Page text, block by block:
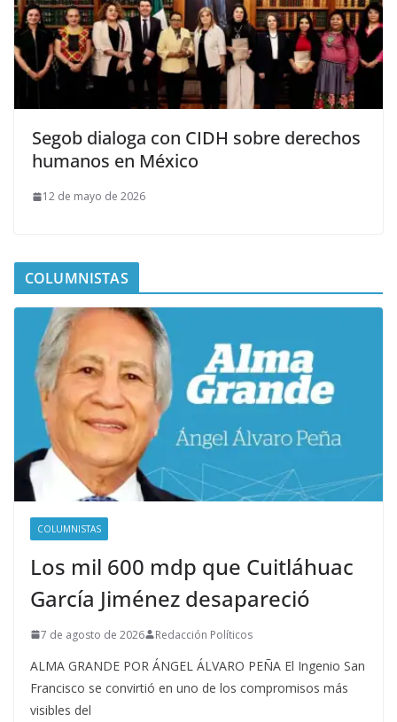
Segob dialoga con CIDH sobre derechos
humanos en México
12 de mayo de 2026
COLUMNISTAS
COLUMNISTAS
Los mil 600 mdp que Cuitláhuac
García Jiménez desapareció
7 de agosto de 2026 Redacción Políticos
ALMA GRANDE POR ÁNGEL ÁLVARO PEÑA El Ingenio San
Francisco se convirtió en uno de los compromisos más
visibles del